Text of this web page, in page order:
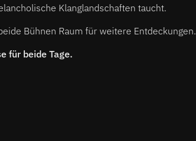
Klanglandschaften taucht.
Bühnen Raum für weitere Entdeckungen.
für beide Tage.